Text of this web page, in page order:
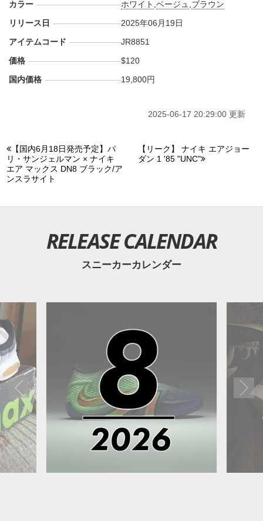
カラー ホワイト ,ベージュ ブラウン
リリース日
2025年06月19日
アイテムコード
JR8851
価格
$120
国内価格
19,800円
2025-06-17 20:29:00 更新
【国内6月18日発売予定】パ
リ・サンジェルマン × ナイキ
エア マックス DN8 ブラック/ア
ンスラサイト
【リーク】 ナイキ エアジョー
ダン 1 '85 "UNC"
RELEASE CALENDAR
スニーカーカレンダー